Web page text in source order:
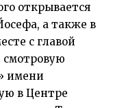
открывается
а также в
с главой
смотровую
имени
в Центре